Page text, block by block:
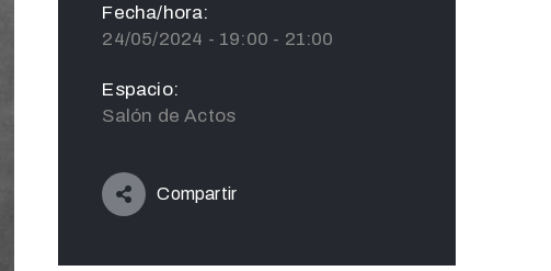
Fecha/hora:
24/05/2024 - 19:00 - 21:00
Espacio:
Salón de Actos
Compartir